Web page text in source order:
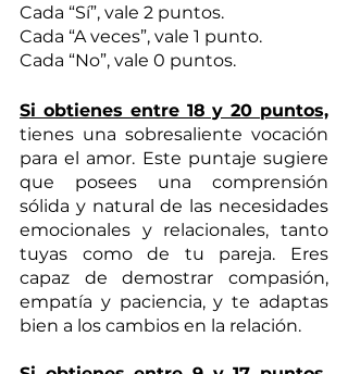
Cada “Sí”, vale 2 puntos.
Cada “A veces”, vale 1 punto.
Cada “No”, vale 0 puntos.
Si obtienes entre 18 y 20 puntos,
tienes una sobresaliente vocación
para el amor. Este puntaje sugiere
que posees una comprensión
sólida y natural de las necesidades
emocionales y relacionales, tanto
tuyas como de tu pareja. Eres
capaz de demostrar compasión,
empatía y paciencia, y te adaptas
bien a los cambios en la relación.